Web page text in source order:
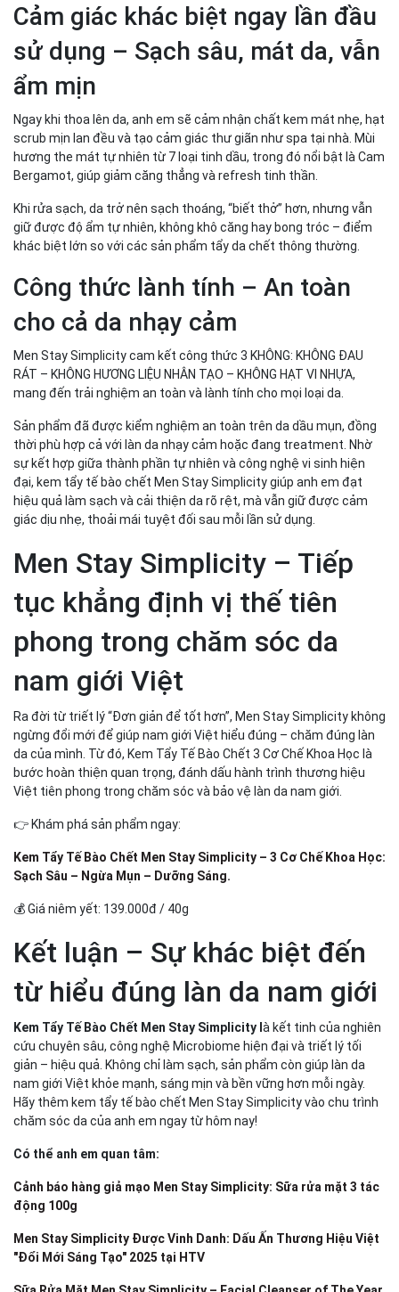
Cảm giác khác biệt ngay lần đầu
sử dụng – Sạch sâu, mát da, vẫn
ẩm mịn
Ngay khi thoa lên da, anh em sẽ cảm nhận chất kem mát nhẹ, hạt
scrub mịn lan đều và tạo cảm giác thư giãn như spa tại nhà. Mùi
hương the mát tự nhiên từ 7 loại tinh dầu, trong đó nổi bật là Cam
Bergamot, giúp giảm căng thẳng và refresh tinh thần.
Khi rửa sạch, da trở nên sạch thoáng, “biết thở” hơn, nhưng vẫn
giữ được độ ẩm tự nhiên, không khô căng hay bong tróc – điểm
khác biệt lớn so với các sản phẩm tẩy da chết thông thường.
Công thức lành tính – An toàn
cho cả da nhạy cảm
Men Stay Simplicity cam kết công thức 3 KHÔNG: KHÔNG ĐAU
RÁT – KHÔNG HƯƠNG LIỆU NHÂN TẠO – KHÔNG HẠT VI NHỰA,
mang đến trải nghiệm an toàn và lành tính cho mọi loại da.
Sản phẩm đã được kiểm nghiệm an toàn trên da dầu mụn, đồng
thời phù hợp cả với làn da nhạy cảm hoặc đang treatment. Nhờ
sự kết hợp giữa thành phần tự nhiên và công nghệ vi sinh hiện
đại, kem tẩy tế bào chết Men Stay Simplicity giúp anh em đạt
hiệu quả làm sạch và cải thiện da rõ rệt, mà vẫn giữ được cảm
giác dịu nhẹ, thoải mái tuyệt đối sau mỗi lần sử dụng.
Men Stay Simplicity – Tiếp
tục khẳng định vị thế tiên
phong trong chăm sóc da
nam giới Việt
Ra đời từ triết lý “Đơn giản để tốt hơn”, Men Stay Simplicity không
ngừng đổi mới để giúp nam giới Việt hiểu đúng – chăm đúng làn
da của mình. Từ đó, Kem Tẩy Tế Bào Chết 3 Cơ Chế Khoa Học là
bước hoàn thiện quan trọng, đánh dấu hành trình thương hiệu
Việt tiên phong trong chăm sóc và bảo vệ làn da nam giới.
👉 Khám phá sản phẩm ngay:
Kem Tẩy Tế Bào Chết Men Stay Simplicity – 3 Cơ Chế Khoa Học:
Sạch Sâu – Ngừa Mụn – Dưỡng Sáng.
💰 Giá niêm yết: 139.000đ / 40g
Kết luận – Sự khác biệt đến
từ hiểu đúng làn da nam giới
Kem Tẩy Tế Bào Chết Men Stay Simplicity l à kết tinh của nghiên
cứu chuyên sâu, công nghệ Microbiome hiện đại và triết lý tối
giản – hiệu quả. Không chỉ làm sạch, sản phẩm còn giúp làn da
nam giới Việt khỏe mạnh, sáng mịn và bền vững hơn mỗi ngày.
Hãy thêm kem tẩy tế bào chết Men Stay Simplicity vào chu trình
chăm sóc da của anh em ngay từ hôm nay!
Có thể anh em quan tâm:
Cảnh báo hàng giả mạo Men Stay Simplicity: Sữa rửa mặt 3 tác
động 100g
Men Stay Simplicity Được Vinh Danh: Dấu Ấn Thương Hiệu Việt
"Đổi Mới Sáng Tạo" 2025 tại HTV